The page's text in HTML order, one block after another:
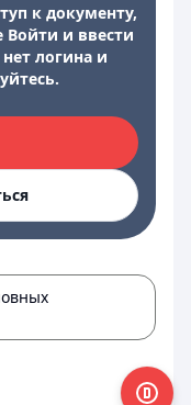
к документу,
и ввести
логина и